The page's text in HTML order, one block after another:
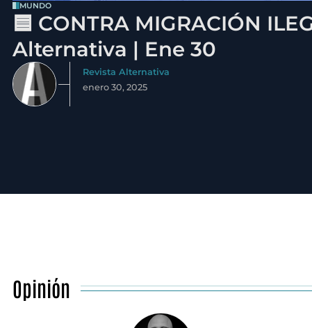
MUNDO
🟦 CONTRA MIGRACIÓN
Alternativa | Ene 30
Revista Alternativa
enero 30, 2025
Opinión